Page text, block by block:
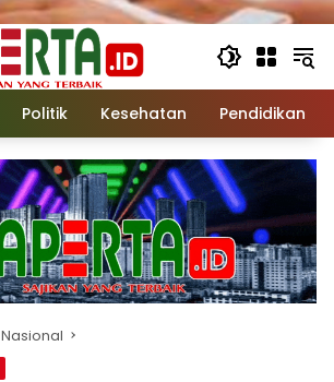
Politik Kesehatan Pendidikan
Nasional